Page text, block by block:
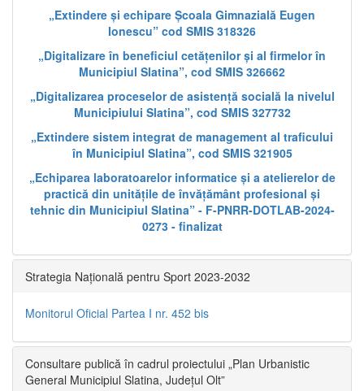
„Extindere și echipare Școala Gimnazială Eugen
Ionescu” cod SMIS 318326
„Digitalizare în beneficiul cetățenilor și al firmelor în
Municipiul Slatina”, cod SMIS 326662
„Digitalizarea proceselor de asistență socială la nivelul
Municipiului Slatina”, cod SMIS 327732
„Extindere sistem integrat de management al traficului
în Municipiul Slatina”, cod SMIS 321905
„Echiparea laboratoarelor informatice și a atelierelor de
practică din unitățile de învățământ profesional și
tehnic din Municipiul Slatina” - F-PNRR-DOTLAB-2024-
0273 - finalizat
Strategia Națională pentru Sport 2023-2032
Monitorul Oficial Partea I nr. 452 bis
Consultare publică în cadrul proiectului „Plan Urbanistic
General Municipiul Slatina, Județul Olt”